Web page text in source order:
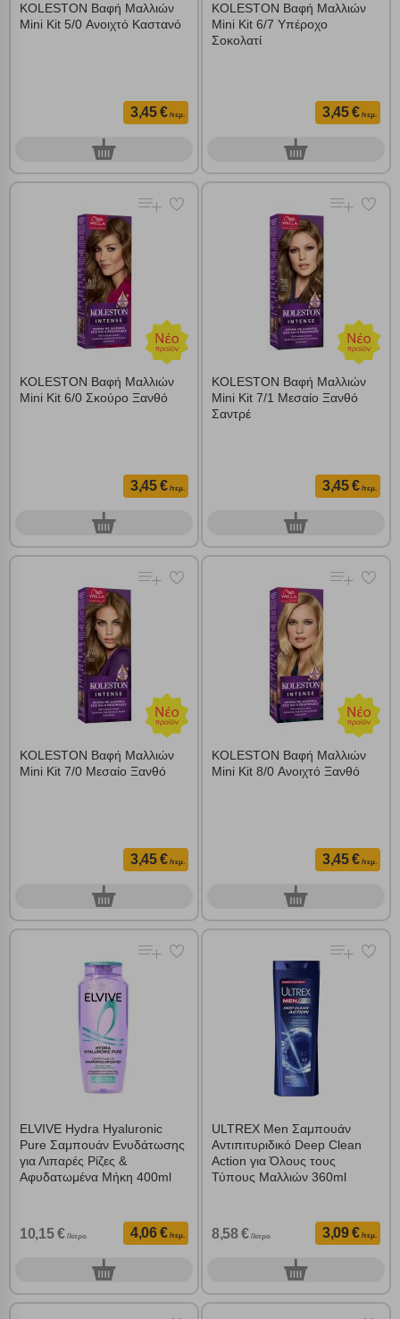
KOLESTON Βαφή Μαλλιών
Mini Kit 5/0 Ανοιχτό Καστανό
3,45 € /τεμ.
0τεμ.
KOLESTON Βαφή Μαλλιών
Mini Kit 6/7 Υπέροχο
Σοκολατί
3,45 € /τεμ.
0τεμ.
KOLESTON Βαφή Μαλλιών
Mini Kit 6/0 Σκούρο Ξανθό
3,45 € /τεμ.
0τεμ.
KOLESTON Βαφή Μαλλιών
Mini Kit 7/1 Μεσαίο Ξανθό
Σαντρέ
3,45 € /τεμ.
0τεμ.
KOLESTON Βαφή Μαλλιών
Mini Kit 7/0 Μεσαίο Ξανθό
3,45 € /τεμ.
0τεμ.
KOLESTON Βαφή Μαλλιών
Mini Kit 8/0 Ανοιχτό Ξανθό
3,45 € /τεμ.
0τεμ.
ELVIVE Hydra Hyaluronic
Pure Σαμπουάν Ενυδάτωσης
για Λιπαρές Ρίζες &
Αφυδατωμένα Μήκη 400ml
10,15 € /λίτρο 4,06 € /τεμ.
0τεμ.
ULTREX Men Σαμπουάν
Αντιπιτυριδικό Deep Clean
Action για Όλους τους
Τύπους Μαλλιών 360ml
8,58 € /λίτρο 3,09 € /τεμ.
0τεμ.